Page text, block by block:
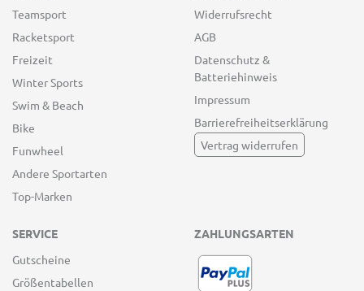
Teamsport
Racketsport
Freizeit
Winter Sports
Swim & Beach
Bike
Funwheel
Andere Sportarten
Top-Marken
Widerrufsrecht
AGB
Datenschutz &
Batteriehinweis
Impressum
Barrierefreiheitserklärung
Vertrag widerrufen
SERVICE
Gutscheine
Größentabellen
ZAHLUNGSARTEN